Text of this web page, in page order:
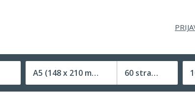
A5 (148 x 210 mm)
Velikost (zaprte) tiskovine
60 strani